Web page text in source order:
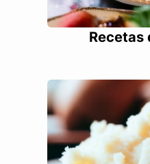
Recetas